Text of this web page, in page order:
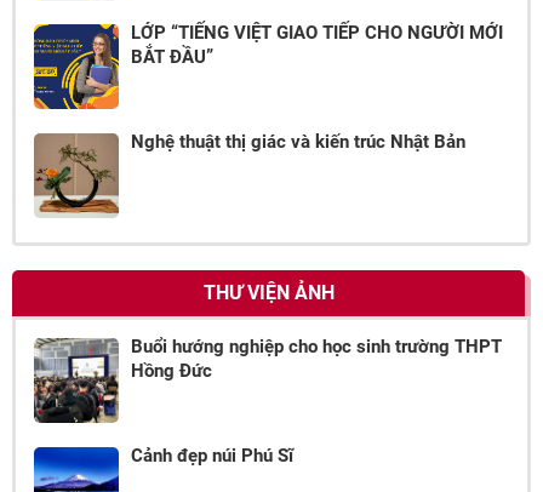
LỚP “TIẾNG VIỆT GIAO TIẾP CHO NGƯỜI MỚI
BẮT ĐẦU”
Nghệ thuật thị giác và kiến trúc Nhật Bản
THƯ VIỆN ẢNH
Buổi hướng nghiệp cho học sinh trường THPT
Hồng Đức
Cảnh đẹp núi Phú Sĩ